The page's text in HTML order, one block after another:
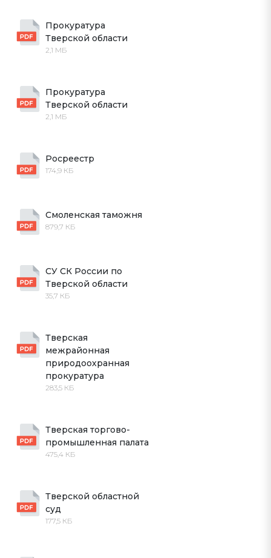
Прокуратура
Тверской области
2,1 МБ
Прокуратура
Тверской области
2,1 МБ
Росреестр
174,9 КБ
Смоленская таможня
879,7 КБ
СУ СК России по
Тверской области
35,7 КБ
Тверская
межрайонная
природоохранная
прокуратура
283,5 КБ
Тверская торгово-
промышленная палата
475,4 КБ
Тверской областной
суд
177,5 КБ